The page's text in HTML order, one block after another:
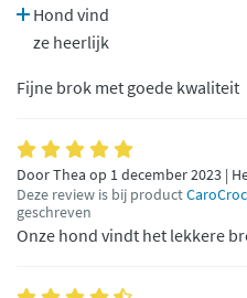
Hond vind
ze heerlijk
Fijne brok met goede kwaliteit
Door Thea op 1 december 2023 |
Deze review is bij product
geschreven
Onze hond vindt het lekkere